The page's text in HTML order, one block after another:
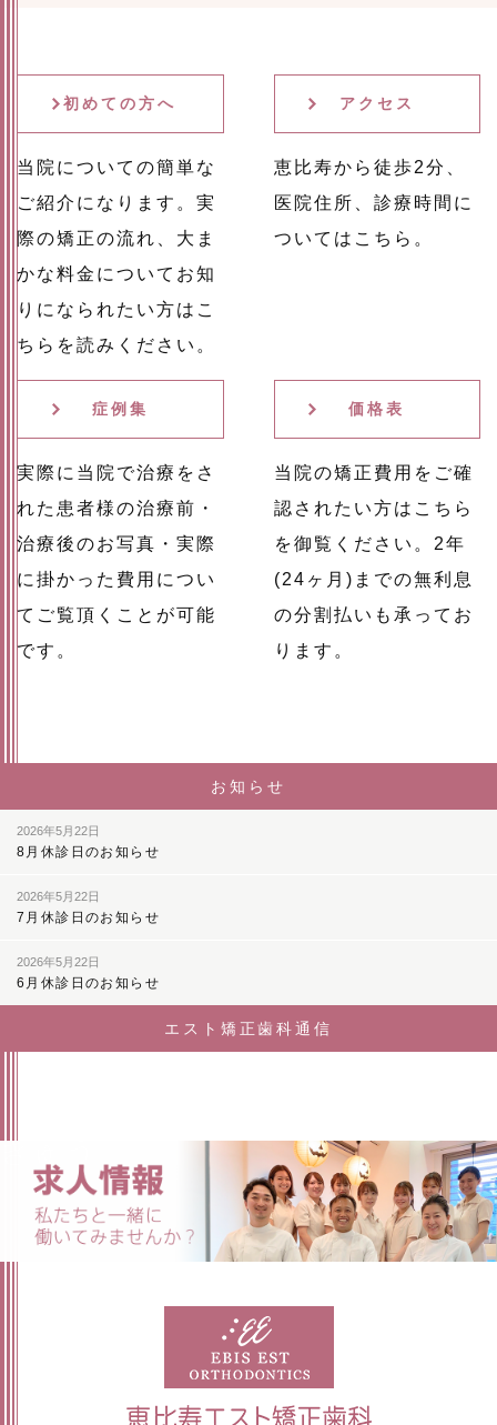
初めての方へ
当院についての簡単な
ご紹介になります。実
際の矯正の流れ、大ま
かな料金についてお知
りになられたい方はこ
ちらを読みください。
アクセス
恵比寿から徒歩2分、
医院住所、診療時間に
ついてはこちら。
症例集
実際に当院で治療をさ
れた患者様の治療前・
治療後のお写真・実際
に掛かった費用につい
てご覧頂くことが可能
です。
価格表
当院の矯正費用をご確
認されたい方はこちら
を御覧ください。2年
(24ヶ月)までの無利息
の分割払いも承ってお
ります。
お知らせ
2026年5月22日
8月休診日のお知らせ
2026年5月22日
7月休診日のお知らせ
2026年5月22日
6月休診日のお知らせ
エスト矯正歯科通信